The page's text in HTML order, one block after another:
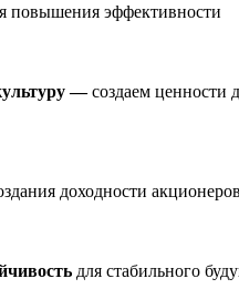
повышения эффективности
—создаем ценности
доходности акционеров
для стабильного